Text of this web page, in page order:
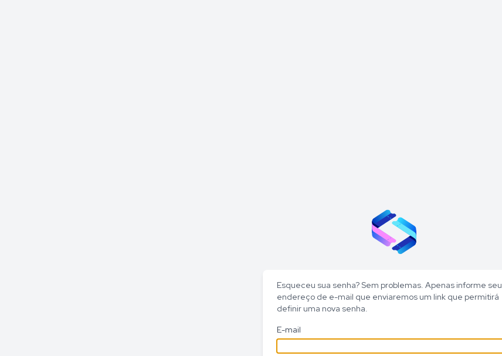
Esqueceu sua senha? Sem problemas. Apenas informe seu
endereço de e-mail que enviaremos um link que permitirá
definir uma nova senha.
E-mail